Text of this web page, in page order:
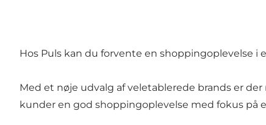
Hos Puls kan du forvente en shoppingoplevelse
Med et nøje udvalg af veletablerede brands er
kunder en god shoppingoplevelse med fokus på